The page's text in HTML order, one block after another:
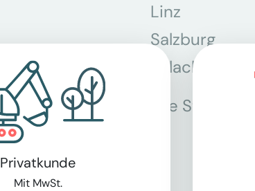
Linz
Salzburg
Villach
Alle Standorte
Privatkunde
Mit MwSt.